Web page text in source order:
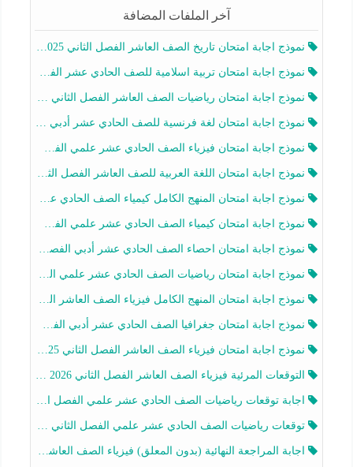
آخر الملفات المضافة
نموذج اجابة امتحان تاريخ الصف العاشر الفصل الثاني 2025-2026
نموذج اجابة امتحان تربية اسلامية للصف الحادي عشر الفصل الثاني 2025-2026
نموذج اجابة امتحان رياضيات الصف العاشر الفصل الثاني 2025-2026
نموذج اجابة امتحان لغة فرنسية للصف الحادي عشر أدبي الفصل الثاني 2025-2026
نموذج اجابة امتحان فيزياء الصف الحادي عشر علمي الفصل الثاني 2025-2026
نموذج اجابة امتحان اللغة العربية للصف العاشر الفصل الثاني 2025-2026
نموذج اجابة امتحان المنهج الكامل كيمياء الصف الحادي عشر علمي الفصل الثاني 2025-2026
نموذج اجابة امتحان كيمياء الصف الحادي عشر علمي الفصل الثاني 2025-2026
نموذج اجابة امتحان احصاء الصف الحادي عشر أدبي الفصل الثاني 2025-2026
نموذج اجابة امتحان رياضيات الصف الحادي عشر علمي الفصل الثاني 2025-2026
نموذج اجابة امتحان المنهج الكامل فيزياء الصف العاشر الفصل الثاني 2025-2026
نموذج اجابة امتحان جغرافيا الصف الحادي عشر أدبي الفصل الثاني 2025-2026
نموذج اجابة امتحان فيزياء الصف العاشر الفصل الثاني 2025-2026
التوقعات المرئية فيزياء الصف العاشر الفصل الثاني 2026 أ هيثم الليثي
اجابة توقعات رياضيات الصف الحادي عشر علمي الفصل الثاني 2025-2026 أ عمرو فايز
توقعات رياضيات الصف الحادي عشر علمي الفصل الثاني 2025-2026 أ عمرو فايز
اجابة المراجعة النهائية (بدون المعلق) فيزياء الصف العاشر الفصل الثاني أ أحمد نبيه